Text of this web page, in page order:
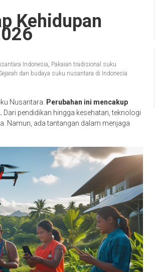
Kehidupan
Indonesia, Pakaian tradisional suku
dan budaya suku nusantara di Indonesia
Nusantara.
Perubahan ini mencakup
Dari pendidikan hingga kesehatan, teknologi
Namun, ada tantangan dalam menjaga